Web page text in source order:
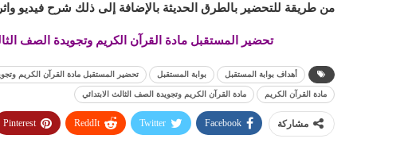
من طريقة للتحضير بالطرق الحديثة بالإضافة إلى ذلك شرح فيديو
تحضير المستقبل مادة القرآن الكريم وتجويدة الصف الثالث
أهداف بوابة المستقبل بوابة المستقبل تحضير المستقبل مادة القرآن الكريم وتجويدة
مادة القرآن الكريم مادة القرآن الكريم وتجويدة الصف الثالث الابتدائي
مشاركة Facebook
Twitter
ReddIt
Pinterest